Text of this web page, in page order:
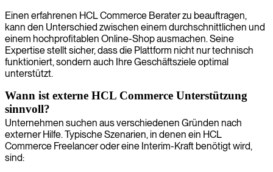
Einen erfahrenen HCL Commerce Berater zu beauftragen,
kann den Unterschied zwischen einem durchschnittlichen und
einem hochprofitablen Online-Shop ausmachen. Seine
Expertise stellt sicher, dass die Plattform nicht nur technisch
funktioniert, sondern auch Ihre Geschäftsziele optimal
unterstützt.
Wann ist externe HCL Commerce Unterstützung
sinnvoll?
Unternehmen suchen aus verschiedenen Gründen nach
externer Hilfe. Typische Szenarien, in denen ein HCL
Commerce Freelancer oder eine Interim-Kraft benötigt wird,
sind: